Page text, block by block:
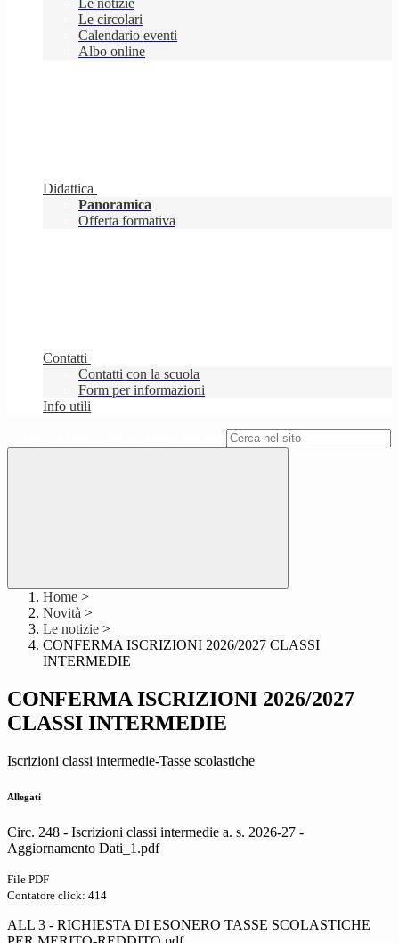
Le notizie
Le circolari
Calendario eventi
Albo online
Didattica
Panoramica
Offerta formativa
Contatti
Contatti con la scuola
Form per informazioni
Info utili
Home >
Novità >
Le notizie >
CONFERMA ISCRIZIONI 2026/2027 CLASSI
INTERMEDIE
CONFERMA ISCRIZIONI 2026/2027
CLASSI INTERMEDIE
Iscrizioni classi intermedie-Tasse scolastiche
Allegati
Circ. 248 - Iscrizioni classi intermedie a. s. 2026-27 -
Aggiornamento Dati_1.pdf
File PDF
Contatore click: 414
ALL 3 - RICHIESTA DI ESONERO TASSE SCOLASTICHE